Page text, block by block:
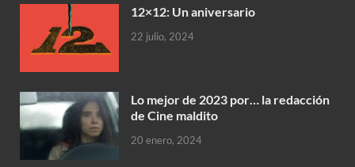
12×12: Un aniversario
22 julio, 2024
Lo mejor de 2023 por… la redacción
de Cine maldito
20 enero, 2024